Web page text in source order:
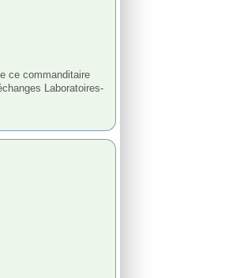
ce commanditaire
Laboratoires-